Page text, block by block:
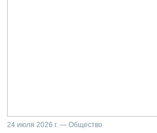
24 июля 2026 г. — Общество